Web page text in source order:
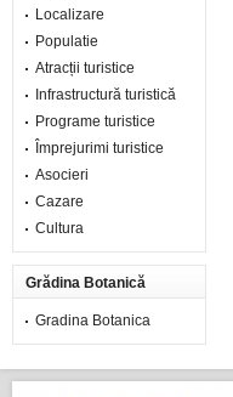
Localizare
Populatie
Atracții turistice
Infrastructură turistică
Programe turistice
Împrejurimi turistice
Asocieri
Cazare
Cultura
Grădina Botanică
Gradina Botanica